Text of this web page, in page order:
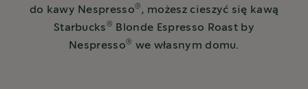
do kawy Nespresso® , możesz cieszyć się kawą
Starbucks ®
Blonde Espresso Roast by
Nespresso® we własnym domu.